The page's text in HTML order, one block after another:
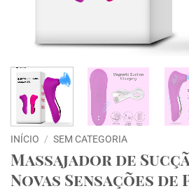
INÍCIO / SEM CATEGORIA
Massajador de
Novas Sensações de